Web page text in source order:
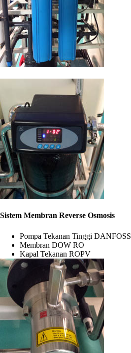
Sistem Membran Reverse Osmosis
Pompa Tekanan Tinggi DANFOSS
Membran DOW RO
Kapal Tekanan ROPV